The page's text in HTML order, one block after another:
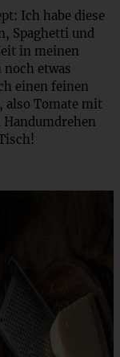
Ich habe diese
Spaghetti und
in meinen
noch etwas
einen feinen
also Tomate mit